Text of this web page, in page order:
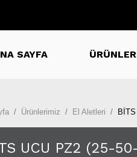
SAYFA
Ürünlerimiz El Aletleri
UCU PZ2 (25-